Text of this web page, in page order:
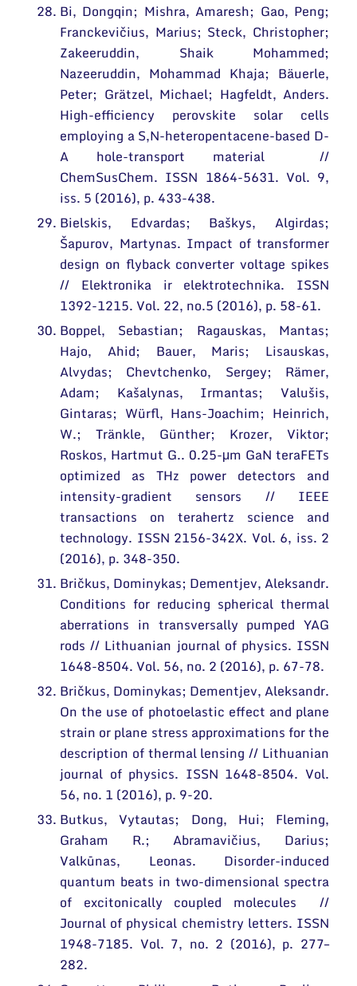
Bi, Dongqin; Mishra, Amaresh; Gao, Peng;
Franckevičius, Marius; Steck, Christopher;
Zakeeruddin, Shaik Mohammed;
Nazeeruddin, Mohammad Khaja; Bäuerle,
Peter; Grätzel, Michael; Hagfeldt, Anders.
High-efficiency perovskite solar cells
employing a S,N-heteropentacene-based D-
A hole-transport material //
ChemSusChem. ISSN 1864-5631. Vol. 9,
iss. 5 (2016), p. 433-438.
Bielskis, Edvardas; Baškys, Algirdas;
Šapurov, Martynas. Impact of transformer
design on flyback converter voltage spikes
// Elektronika ir elektrotechnika. ISSN
1392-1215. Vol. 22, no.5 (2016), p. 58-61.
Boppel, Sebastian; Ragauskas, Mantas;
Hajo, Ahid; Bauer, Maris; Lisauskas,
Alvydas; Chevtchenko, Sergey; Rämer,
Adam; Kašalynas, Irmantas; Valušis,
Gintaras; Würfl, Hans-Joachim; Heinrich,
W.; Tränkle, Günther; Krozer, Viktor;
Roskos, Hartmut G.. 0.25-μm GaN teraFETs
optimized as THz power detectors and
intensity-gradient sensors // IEEE
transactions on terahertz science and
technology. ISSN 2156-342X. Vol. 6, iss. 2
(2016), p. 348-350.
Bričkus, Dominykas; Dementjev, Aleksandr.
Conditions for reducing spherical thermal
aberrations in transversally pumped YAG
rods // Lithuanian journal of physics. ISSN
1648-8504. Vol. 56, no. 2 (2016), p. 67-78.
Bričkus, Dominykas; Dementjev, Aleksandr.
On the use of photoelastic effect and plane
strain or plane stress approximations for the
description of thermal lensing // Lithuanian
journal of physics. ISSN 1648-8504. Vol.
56, no. 1 (2016), p. 9-20.
Butkus, Vytautas; Dong, Hui; Fleming,
Graham R.; Abramavičius, Darius;
Valkūnas, Leonas. Disorder-induced
quantum beats in two-dimensional spectra
of excitonically coupled molecules //
Journal of physical chemistry letters. ISSN
1948-7185. Vol. 7, no. 2 (2016), p. 277–
282.